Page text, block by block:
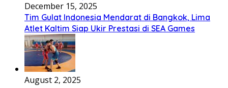
December 15, 2025
Tim Gulat Indonesia Mendarat di Bangkok, Lima
Atlet Kaltim Siap Ukir Prestasi di SEA Games
August 2, 2025